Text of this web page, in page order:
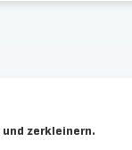
zerkleinern.